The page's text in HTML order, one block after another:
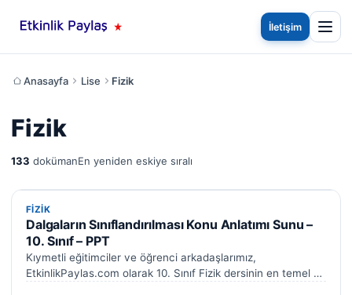
İletişim
Anasayfa Lise Fizik
Fizik
133 dokümanEn yeniden eskiye sıralı
FIZIK
FIZIK
Dalgaların Sınıflandırılması Konu Anlatımı Sunu –
10. Sınıf – PPT
Kıymetli eğitimciler ve öğrenci arkadaşlarımız,
EtkinlikPaylas.com olarak 10. Sınıf Fizik dersinin en temel ve